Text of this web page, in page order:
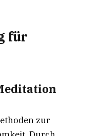
für
zur